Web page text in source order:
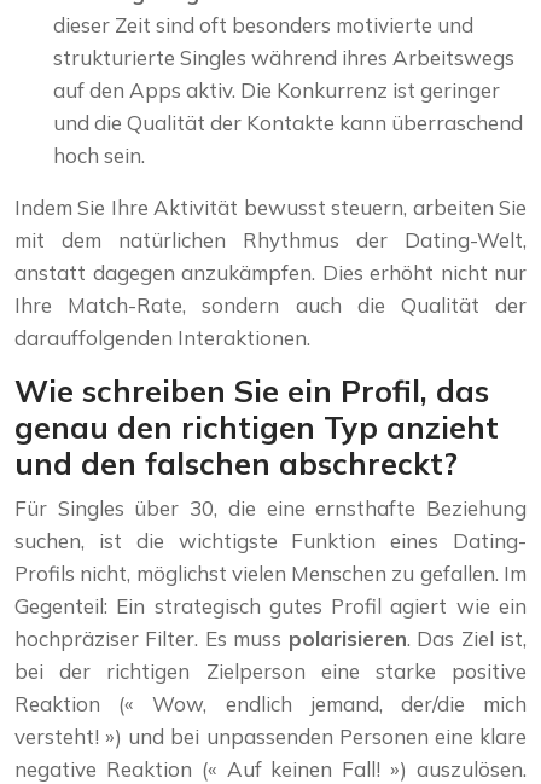
dieser Zeit sind oft besonders motivierte und
strukturierte Singles während ihres Arbeitswegs
auf den Apps aktiv. Die Konkurrenz ist geringer
und die Qualität der Kontakte kann überraschend
hoch sein.
Indem Sie Ihre Aktivität bewusst steuern, arbeiten Sie
mit dem natürlichen Rhythmus der Dating-Welt,
anstatt dagegen anzukämpfen. Dies erhöht nicht nur
Ihre Match-Rate, sondern auch die Qualität der
darauffolgenden Interaktionen.
Wie schreiben Sie ein Profil, das
genau den richtigen Typ anzieht
und den falschen abschreckt?
Für Singles über 30, die eine ernsthafte Beziehung
suchen, ist die wichtigste Funktion eines Dating-
Profils nicht, möglichst vielen Menschen zu gefallen. Im
Gegenteil: Ein strategisch gutes Profil agiert wie ein
hochpräziser Filter. Es muss polarisieren. Das Ziel ist,
bei der richtigen Zielperson eine starke positive
Reaktion (« Wow, endlich jemand, der/die mich
versteht! ») und bei unpassenden Personen eine klare
negative Reaktion (« Auf keinen Fall! ») auszulösen.